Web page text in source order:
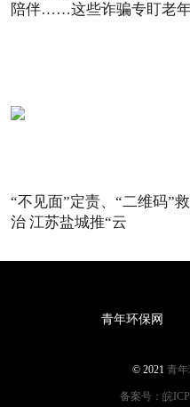
陪伴……这些诈骗专盯老
“不见面”定责、“二维码”救
治 江苏盐城推“云
青年环保网
© 2021 青年
备案号：皖